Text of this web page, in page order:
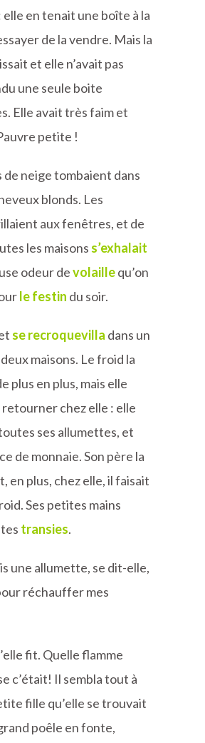
en tenait une boîte à la
de la vendre. Mais la
et elle n’avait pas
une seule boite
Elle avait très faim et
petite !
de neige tombaient dans
blonds. Les
aux fenêtres, et de
les maisons s’exhalait
odeur devolaillequ’on
le festin du soir.
se recroquevilla dans un
maisons. Le froid la
plus en plus, mais elle
retourner chez elle : elle
ses allumettes, et
de monnaie. Son père la
en plus, chez elle, il faisait
Ses petites mains
transies.
une allumette, se dit-elle,
réchauffer mes
fit. Quelle flamme
c’était! Il sembla tout à
fille qu’elle se trouvait
poêle en fonte,